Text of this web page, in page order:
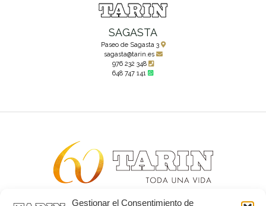
Gestionar el Consentimiento de
SAGASTA
Paseo de Sagasta 3
sagasta@tarin.es
976 232 348
648 747 141